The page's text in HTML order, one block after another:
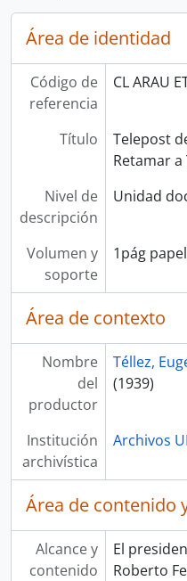
Área de identidad
Código de
referencia
CL ARAU
Título
Telepost
Retamar a
Nivel de
descripción
Unidad
Volumen y
soporte
1pág papel
Área de contexto
Nombre
del
productor
Téllez,
(1939)
Institución
archivística
Archivos
Área de contenido
Alcance y
contenido
El
Roberto